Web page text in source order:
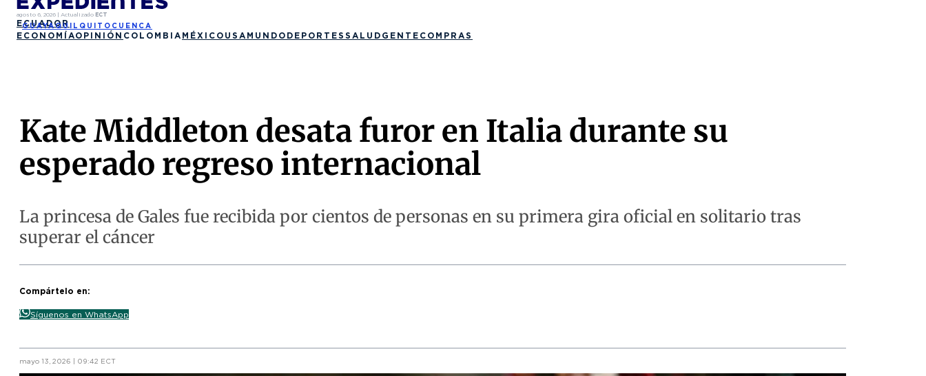
agosto 6, 2026 | Actualizado ECT
ECUADOR
GUAYAQUIL QUITO CUENCA
ECONOMÍAOPINIÓN COLOMBIA MÉXICO USA MUNDO DEPORTES SALUD GENTE COMPRAS
Kate Middleton desata furor en Italia durante su
esperado regreso internacional
La princesa de Gales fue recibida por cientos de personas en su primera gira oficial en solitario tras
superar el cáncer
Compártelo en:
Síguenos en WhatsApp
mayo 13, 2026 | 09:42 ECT